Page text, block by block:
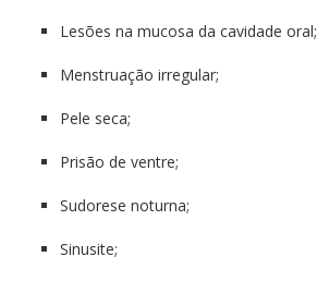
Lesões na mucosa da cavidade oral;
Menstruação irregular;
Pele seca;
Prisão de ventre;
Sudorese noturna;
Sinusite;